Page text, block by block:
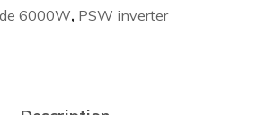
6000W, PSW inverter